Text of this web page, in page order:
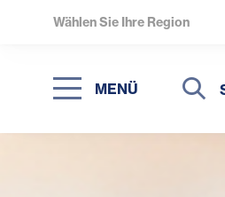
Wählen Sie Ihre Region
MENÜ
Suche
Suche